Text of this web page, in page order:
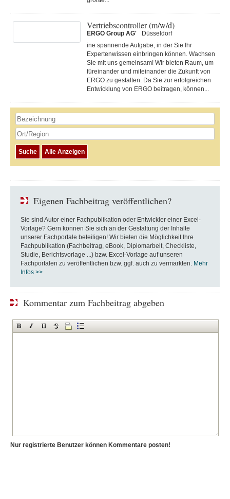
Vertriebscontroller (m/w/d)
ERGO Group AG'
Düsseldorf
ine spannende Aufgabe, in der Sie Ihr
Expertenwissen einbringen können. Wachsen
Sie mit uns gemeinsam! Wir bieten Raum, um
füreinander und miteinander die Zukunft von
ERGO zu gestalten. Da Sie zur erfolgreichen
Entwicklung von ERGO beitragen, können...
Eigenen Fachbeitrag veröffentlichen?
Sie sind Autor einer Fachpublikation oder Entwickler einer Excel-
Vorlage? Gern können Sie sich an der Gestaltung der Inhalte
unserer Fachportale beteiligen! Wir bieten die Möglichkeit Ihre
Fachpublikation (Fachbeitrag, eBook, Diplomarbeit, Checkliste,
Studie, Berichtsvorlage ...) bzw. Excel-Vorlage auf unseren
Fachportalen zu veröffentlichen bzw. ggf. auch zu vermarkten. Mehr
Infos >>
Kommentar zum Fachbeitrag abgeben
Nur registrierte Benutzer können Kommentare posten!